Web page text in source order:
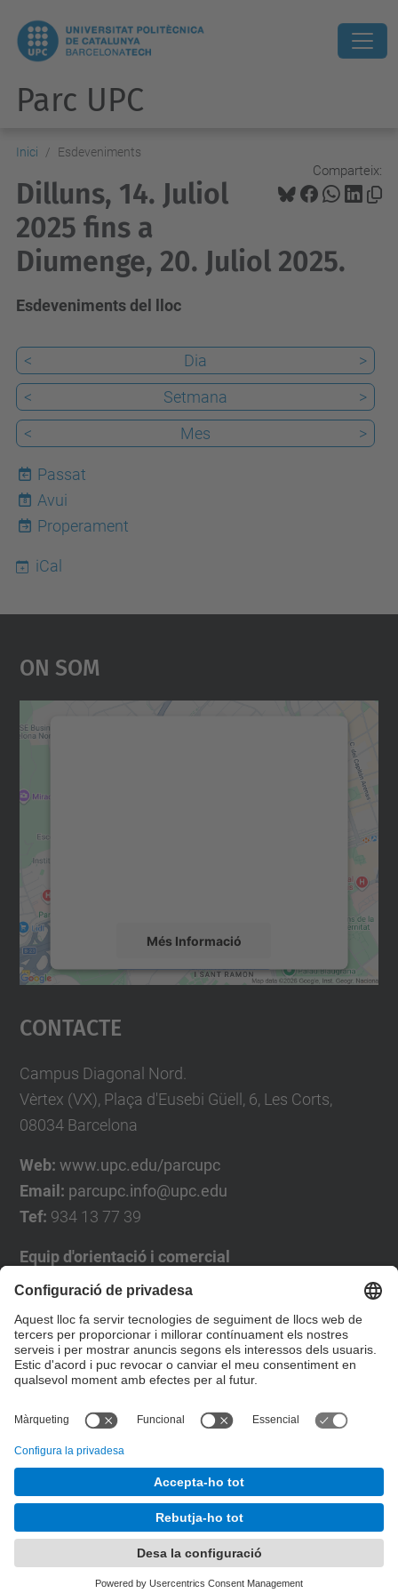
Parc UPC
Inici Esdeveniments
Comparteix:
Dilluns, 14. Juliol
2025 fins a
Diumenge, 20. Juliol 2025.
Esdeveniments del lloc
< Dia
>
<
Setmana
>
<
Mes >
Passat
8
Avui
Properament
iCal
On Som
Més Informació
Accepta
powered by
Contacte
Campus Diagonal Nord.
Vèrtex (VX), Plaça d'Eusebi Güell, 6, Les Corts,
08034 Barcelona
Web: www.upc.edu/parcupc
Email: parcupc.info@upc.edu
Tef: 934 13 77 39
Equip d'orientació i comercial
José Luís Grande
Tel. 93 4137194
jose.luis.grande@upc.edu
Formulari de contacte
Desenvolupat amb